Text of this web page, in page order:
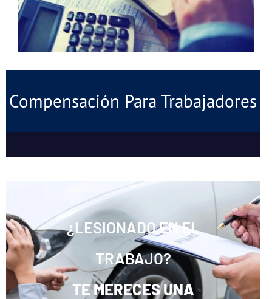
Compensación Para Trabajadores
¿LESIONADO EN EL
TRABAJO?
TE MERECES UNA